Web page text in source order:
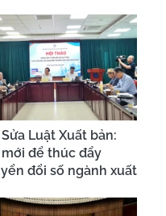
Sửa Luật Xuất bản:
để thúc đẩy
đổi số ngành xuất